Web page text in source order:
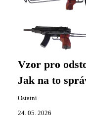
Vzor pro
Jak na to
Ostatní
24. 05. 2026